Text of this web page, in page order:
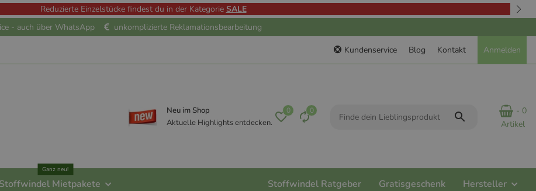
Reduzierte Einzelstücke findest du in der Kategorie SALE
- auch über WhatsApp unkomplizierte Reklamationsbearbeitung
Kundenservice Blog Kontakt Anmelden
Neu im Shop
Aktuelle Highlights entdecken.
0 0
- 0
Artikel
Stoffwindel Mietpakete
Ganz neu!
Stoffwindel Ratgeber Gratisgeschenk Hersteller